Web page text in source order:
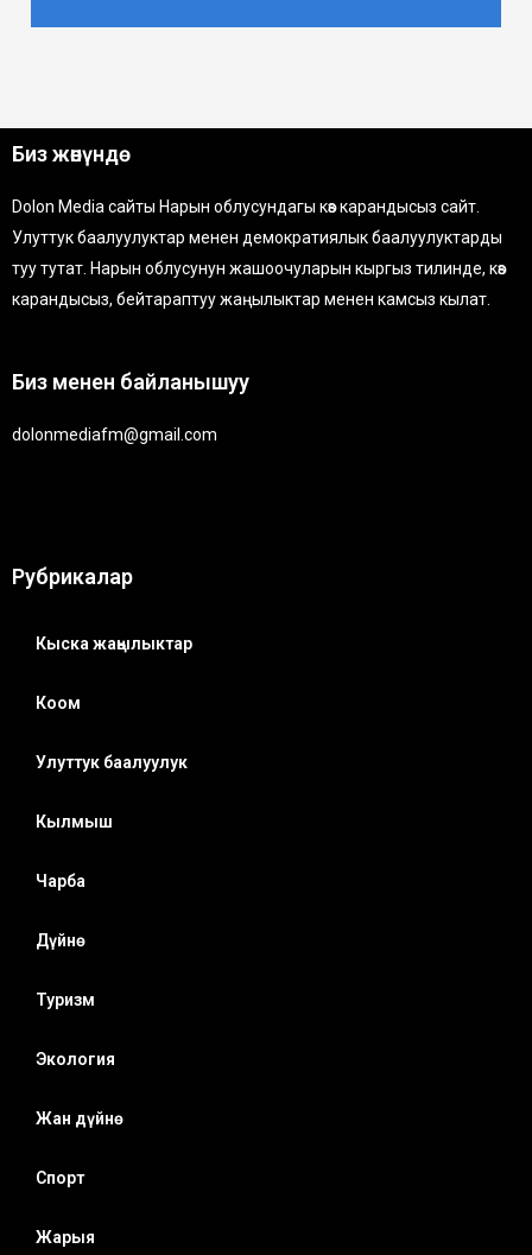
Биз жөнүндө
Dolon Media сайты Нарын облусундагы көз карандысыз сайт.
Улуттук баалуулуктар менен демократиялык баалуулуктарды
туу тутат. Нарын облусунун жашоочуларын кыргыз тилинде, көз
карандысыз, бейтараптуу жаңылыктар менен камсыз кылат.
Биз менен байланышуу
dolonmediafm@gmail.com
Рубрикалар
Кыска жаңылыктар
Коом
Улуттук баалуулук
Кылмыш
Чарба
Дүйнө
Туризм
Экология
Жан дүйнө
Спорт
Жарыя